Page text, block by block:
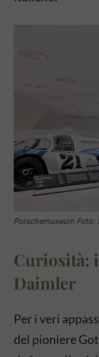
Porschemuseum
Curiosità:
Daimler
Per i veri
del pioniere